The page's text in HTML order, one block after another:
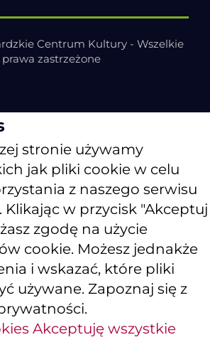
Centrum Kultury - Wszelkie
prawa zastrzeżone
stronie używamy
jak pliki cookie w celu
z naszego serwisu
w przycisk "Akceptuj
zgodę na użycie
cookie. Możesz jednakże
i wskazać, które pliki
używane. Zapoznaj się z
Akceptuję wszystkie